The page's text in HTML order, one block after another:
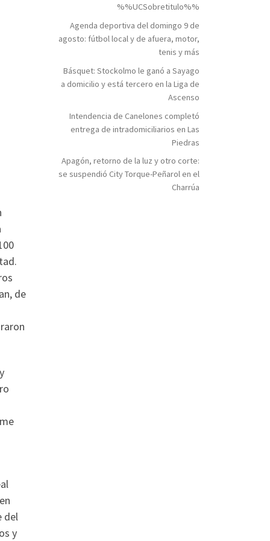
de
del
y
%%UCSobretitulo%%
Agenda deportiva del domingo 9 de
agosto: fútbol local y de afuera, motor,
tenis y más
Básquet: Stockolmo le ganó a Sayago
a domicilio y está tercero en la Liga de
Ascenso
Intendencia de Canelones completó
entrega de intradomiciliarios en Las
Piedras
Apagón, retorno de la luz y otro corte:
se suspendió City Torque-Peñarol en el
Charrúa